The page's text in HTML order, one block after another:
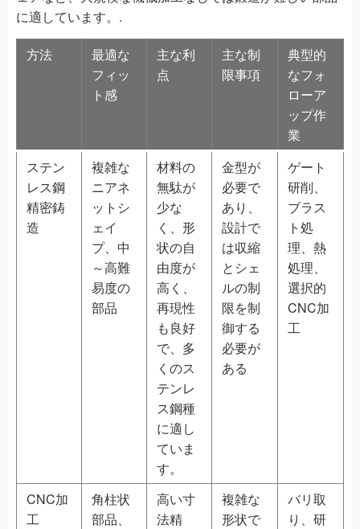
に適しています。.
方法
最適な
フィッ
ト感
主な利
点
主な制
限事項
典型的
なフォ
ローア
ップ作
業
ステン
レス鋼
精密鋳
造
複雑な
ニアネ
ットシ
ェイ
プ、中
～高難
易度の
部品
材料の
無駄が
少な
く、形
状の自
由度が
高く、
再現性
も良好
で、多
くのス
テンレ
ス鋼種
に適し
ていま
す。
金型が
必要で
あり、
設計で
は収縮
とシェ
ルの制
限を制
御する
必要が
ある
ゲート
研削、
ブラス
ト処
理、熱
処理、
選択的
CNC加
工
CNC加
工
角柱状
部品、
高い寸
法精
複雑な
形状で
バリ取
り、研